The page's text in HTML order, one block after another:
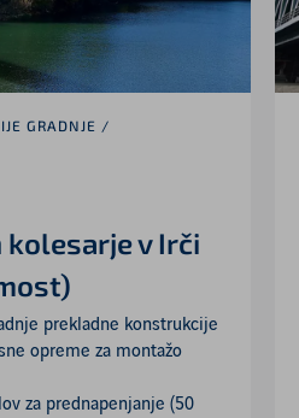
GRADNJE /
kolesarje v Irči
prekladne konstrukcije
opreme za montažo
za prednapenjanje (50